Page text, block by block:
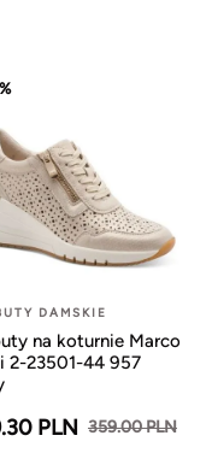
DAMSKIE
na koturnie Marco
2-23501-44 957
PLN 359.00 PLN